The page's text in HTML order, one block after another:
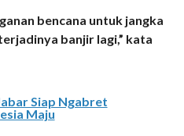
bencana untuk jangka
banjir lagi,” kata
Siap Ngabret
Maju